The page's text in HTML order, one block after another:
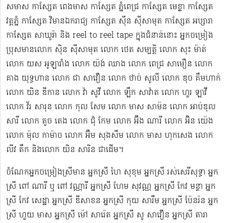
សមាស កាស្សែត ពេងមាស កាស្សែត ភ្នំពេជ្រ កាស្សែត មេខ្លា កាស្សែត
វត្តភ្នំ កាស្សែត វិមានឯករាជ្យ កាស្សែត ស៊ីន ស៊ីសាមុត កាស្សែត អប្សារា
កាស្សែត សាឃូរ៉ា និង reel to reel tape ក្នុងជំនាន់នោះ អ្នកចម្រៀង
ប្រុសមាន​លោក ស៊ិន ស៊ីសាមុត លោក ​ថេត សម្បត្តិ លោក សុះ ម៉ាត់
លោក យស អូឡារាំង លោក យ៉ង់ ឈាង លោក ពេជ្រ សាមឿន លោក
គាង យុទ្ធហាន លោក ជា សាវឿន លោក ថាច់ សូលី លោក ឌុច គឹមហាក់
លោក យិន ឌីកាន លោក វ៉ា សូវី លោក ឡឹក សាវ៉ាត លោក ហួរ ឡាវី
លោក វ័រ សារុន​ លោក កុល សែម លោក មាស សាម៉ន លោក អាប់ឌុល
សារី លោក តូច តេង លោក ជុំ កែម លោក អ៊ឹង ណារី លោក អ៊ិន យ៉េង​​
លោក ម៉ុល កាម៉ាច លោក អ៊ឹម សុងសឺម ​លោក មាស ហុក​សេង លោក​ ​​
លីវ តឹក និងលោក យិន សារិន ជាដើម។
ចំណែកអ្នកចម្រៀងស្រីមាន អ្នកស្រី ហៃ សុខុម​ អ្នកស្រី រស់សេរី​សុទ្ធា អ្នក
ស្រី ពៅ ណារី ឬ ពៅ វណ្ណារី អ្នកស្រី ហែម សុវណ្ណ អ្នកស្រី កែវ មន្ថា អ្នក
ស្រី កែវ សេដ្ឋា អ្នកស្រី ឌី​សាខន អ្នកស្រី កុយ សារឹម អ្នកស្រី ប៉ែនរ៉ន អ្នក
ស្រី ហួយ មាស អ្នកស្រី ម៉ៅ សារ៉េត ​អ្នកស្រី សូ សាវឿន អ្នកស្រី តារា